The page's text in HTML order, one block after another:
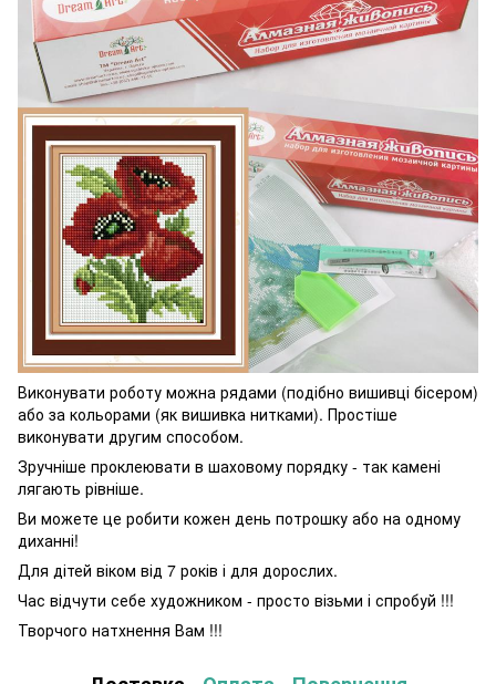
Виконувати роботу можна рядами (подібно вишивці бісером)
або за кольорами (як вишивка нитками). Простіше
виконувати другим способом.
Зручніше проклеювати в шаховому порядку - так камені
лягають рівніше.
Ви можете це робити кожен день потрошку або на одному
диханні!
Для дітей віком від 7 років і для дорослих.
Час відчути себе художником - просто візьми і спробуй !!!
Творчого натхнення Вам !!!